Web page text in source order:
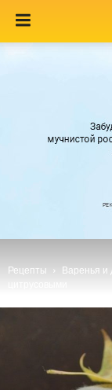
Рецепты Варенья